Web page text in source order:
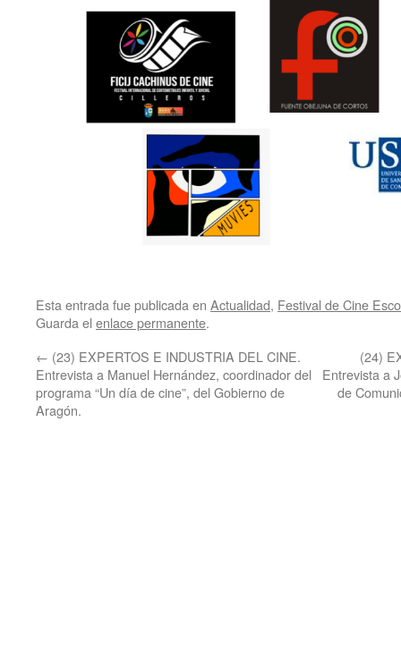
Esta entrada fue publicada en Actualidad, Festival de Cine
Guarda el enlace permanente.
← (23) EXPERTOS E INDUSTRIA DEL CINE.
Entrevista a Manuel Hernández, coordinador del
programa “Un día de cine”, del Gobierno de
Aragón.
(24)
Entrevista a
de